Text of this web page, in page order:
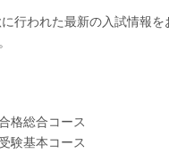
行われた最新の入試情報
格総合コース
験基本コース